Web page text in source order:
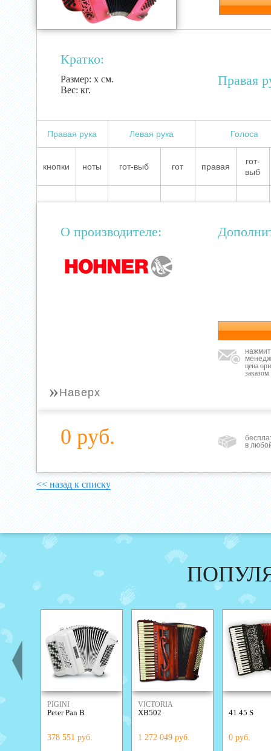
Кратко:
Размер: х см.
Вес: кг.
Правая
Правая рука Левая рука Голоса
кнопки ноты гот-выб гот правая
гот-
выб
О производителе:
цена
заказом
» Наверх
0 руб.
в
<< назад к списку
PIGINI
Peter Pan B
378 551 руб.
VICTORIA
XB502
1 272 049 руб.
41.45 S
0 руб.